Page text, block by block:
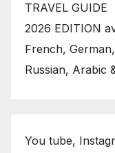
TRAVEL GUIDE
2026 EDITION
French,
Russian, Arabic
You tube,